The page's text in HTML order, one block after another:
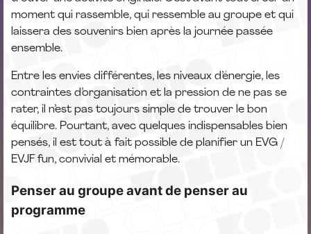
moment qui rassemble, qui ressemble au groupe et qui
laissera des souvenirs bien après la journée passée
ensemble.
Entre les envies différentes, les niveaux d’énergie, les
contraintes d’organisation et la pression de ne pas se
rater, il n’est pas toujours simple de trouver le bon
équilibre. Pourtant, avec quelques indispensables bien
pensés, il est tout à fait possible de planifier un EVG /
EVJF fun, convivial et mémorable.
Penser au groupe avant de penser au
programme